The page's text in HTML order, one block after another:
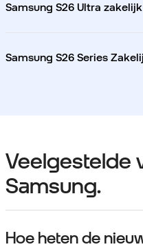
Samsung S26 Ultra zakelijk
Samsung S26 Series
Veelgestelde
Samsung.
Hoe heten de